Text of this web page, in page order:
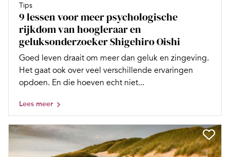
Tips
9 lessen voor meer psychologische
rijkdom van hoogleraar en
geluksonderzoeker Shigehiro Oishi
Goed leven draait om meer dan geluk en zingeving.
Het gaat ook over veel verschillende ervaringen
opdoen. En die hoeven echt niet...
Lees meer